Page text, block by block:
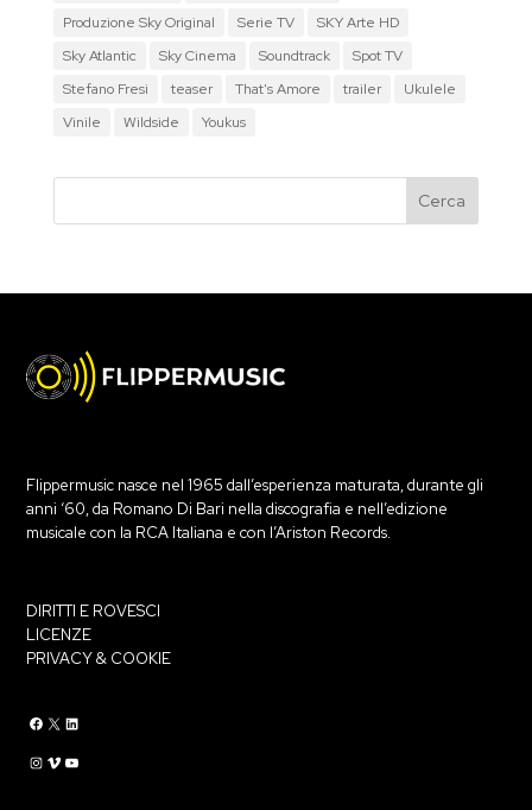
Produzione Sky Original
Serie TV
SKY Arte HD
Sky Atlantic
Sky Cinema Soundtrack
Spot TV
Stefano Fresi
teaser That's Amore trailer
Ukulele
Vinile
Wildside Youkus
Flippermusic nasce nel 1965 dall’esperienza maturata, durante gli
anni ‘60, da Romano Di Bari nella discografia e nell’edizione
musicale con la RCA Italiana e con l’Ariston Records.
DIRITTI E ROVESCI
LICENZE
PRIVACY & COOKIE
Flippermusic Facebook Flippermusic Twitter
Flippermusic Linkedin
Flippermusic Instagram Flippermusic Vimeo flippermusic YouTube